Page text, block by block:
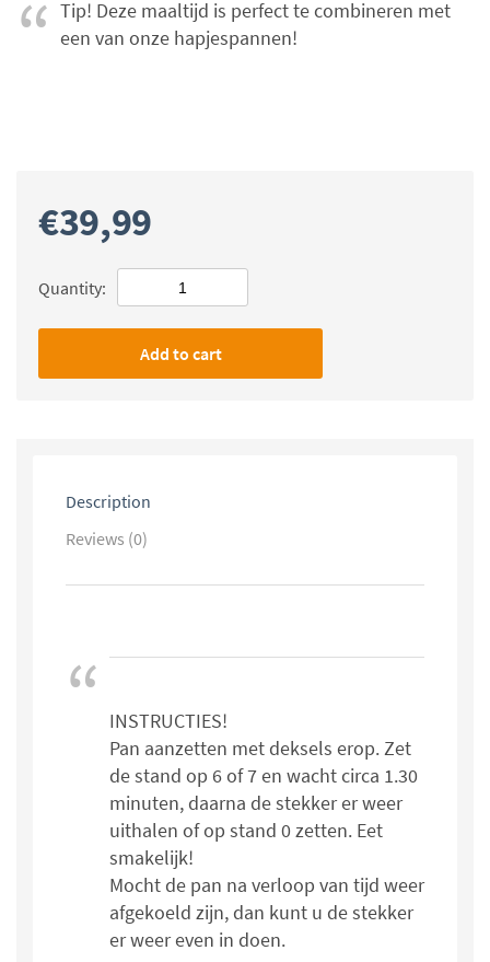
Tip! Deze maaltijd is perfect te combineren met
een van onze hapjespannen!
€39,99
Quantity:
Add to cart
Description
Reviews (0)
INSTRUCTIES!
Pan aanzetten met deksels erop. Zet
de stand op 6 of 7 en wacht circa 1.30
minuten, daarna de stekker er weer
uithalen of op stand 0 zetten. Eet
smakelijk!
Mocht de pan na verloop van tijd weer
afgekoeld zijn, dan kunt u de stekker
er weer even in doen.